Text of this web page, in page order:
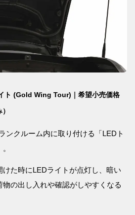
ト (Gold Wing Tour)｜希望小売価格
ンクルーム内に取り付ける「LEDト
けた時にLEDライトが点灯し、暗い
の出し入れや確認がしやすくなる